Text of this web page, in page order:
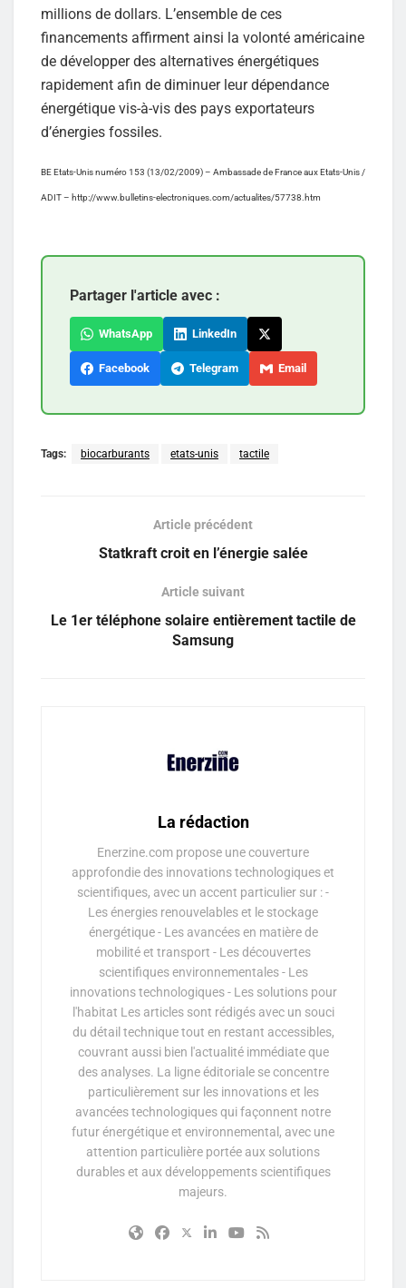
millions de dollars. L’ensemble de ces
financements affirment ainsi la volonté américaine
de développer des alternatives énergétiques
rapidement afin de diminuer leur dépendance
énergétique vis-à-vis des pays exportateurs
d’énergies fossiles.
BE Etats-Unis numéro 153 (13/02/2009) – Ambassade de France aux Etats-Unis /
ADIT – http://www.bulletins-electroniques.com/actualites/57738.htm
Partager l'article avec :
WhatsApp LinkedIn
Facebook Telegram Email
Tags: biocarburants etats-unis tactile
Article précédent
Statkraft croit en l’énergie salée
Article suivant
Le 1er téléphone solaire entièrement tactile de
Samsung
La rédaction
Enerzine.com propose une couverture
approfondie des innovations technologiques et
scientifiques, avec un accent particulier sur : -
Les énergies renouvelables et le stockage
énergétique - Les avancées en matière de
mobilité et transport - Les découvertes
scientifiques environnementales - Les
innovations technologiques - Les solutions pour
l'habitat Les articles sont rédigés avec un souci
du détail technique tout en restant accessibles,
couvrant aussi bien l'actualité immédiate que
des analyses. La ligne éditoriale se concentre
particulièrement sur les innovations et les
avancées technologiques qui façonnent notre
futur énergétique et environnemental, avec une
attention particulière portée aux solutions
durables et aux développements scientifiques
majeurs.